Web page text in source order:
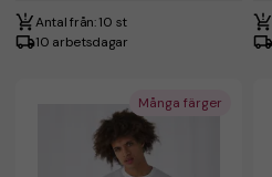
Antal från: 10 st
10 arbetsdagar
Många färger